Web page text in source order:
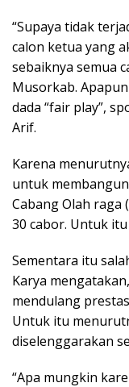
“Supaya tidak
calon ketua yang
sebaiknya semua
Musorkab.
dada “fair play”,
Arif.
Karena
untuk
Cabang Olah raga
30 cabor. Untuk
Sementara itu
Karya
mendulang
Untuk itu
diselenggarakan
“Apa mungkin